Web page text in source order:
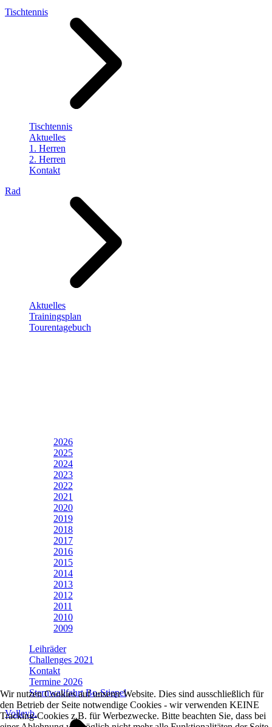
Tischtennis
Tischtennis
Aktuelles
1. Herren
2. Herren
Kontakt
Rad
Aktuelles
Trainingsplan
Tourentagebuch
2026
2025
2024
2023
2022
2021
2020
2019
2018
2017
2016
2015
2014
2013
2012
2011
2010
2009
Leihräder
Challenges 2021
Kontakt
Termine 2026
Sternwallfahrt Bo-Stiepel
Volleyb.
Wir nutzen Cookies auf unserer Website. Dies sind ausschließlich für
den Betrieb der Seite notwendige Cookies - wir verwenden KEINE
Tracking-Cookies z.B. für Werbezwecke. Bitte beachten Sie, dass bei